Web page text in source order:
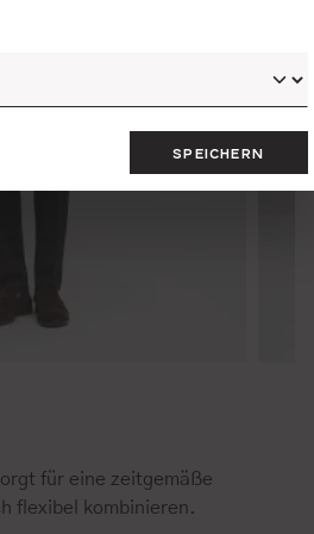
für eine zeitgemäße
flexibel kombinieren.
SPEICHERN